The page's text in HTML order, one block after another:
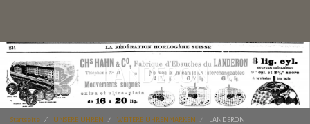
LANDERON
Startseite UNSERE UHREN WEITERE UHRENMARKEN LANDERON